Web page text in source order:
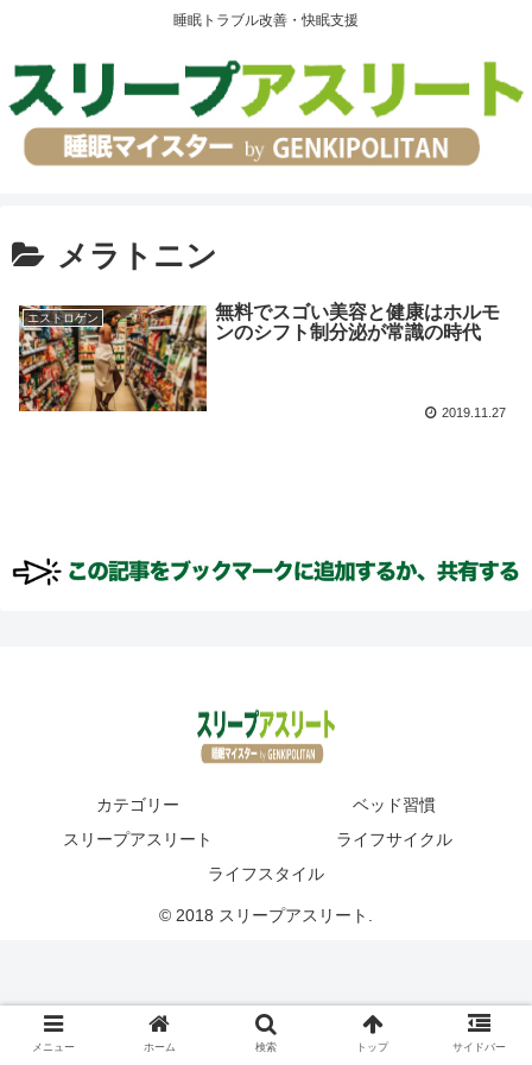
睡眠トラブル改善・快眠支援
メラトニン
エストロゲン
無料でスゴい美容と健康はホルモ
ンのシフト制分泌が常識の時代
2019.11.27
カテゴリー
ベッド習慣
スリープアスリート
ライフサイクル
ライフスタイル
© 2018 スリープアスリート.
メニュー ホーム 検索 トップ サイドバー